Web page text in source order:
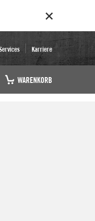
Karriere
WARENKORB